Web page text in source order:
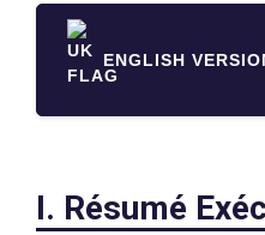
ENGLISH
I. Résumé